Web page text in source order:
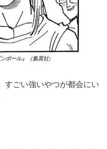
ボール』（集英社）
すごい強いやつが都会にい